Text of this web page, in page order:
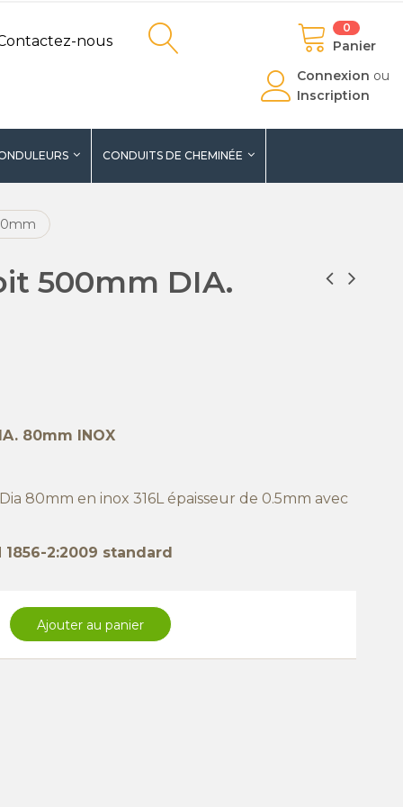
nous
0
Panier
Connexion ou
Inscription
CONDUITS DE CHEMINÉE
500mm DIA.
80mm INOX
80mm en inox 316L épaisseur de 0.5mm avec
2:2009 standard
Ajouter au panier